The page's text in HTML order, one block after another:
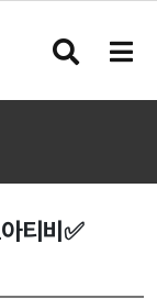
검
버
메
버
티비✅